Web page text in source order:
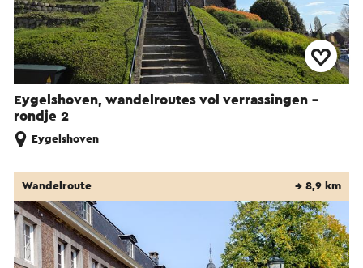
Eygelshoven, wandelroutes vol verrassingen -
rondje 2
Eygelshoven
Wandelroute → 8,9 km